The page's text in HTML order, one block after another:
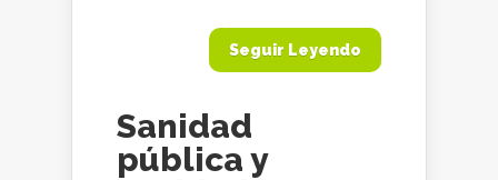
Seguir Leyendo
Sanidad
pública y